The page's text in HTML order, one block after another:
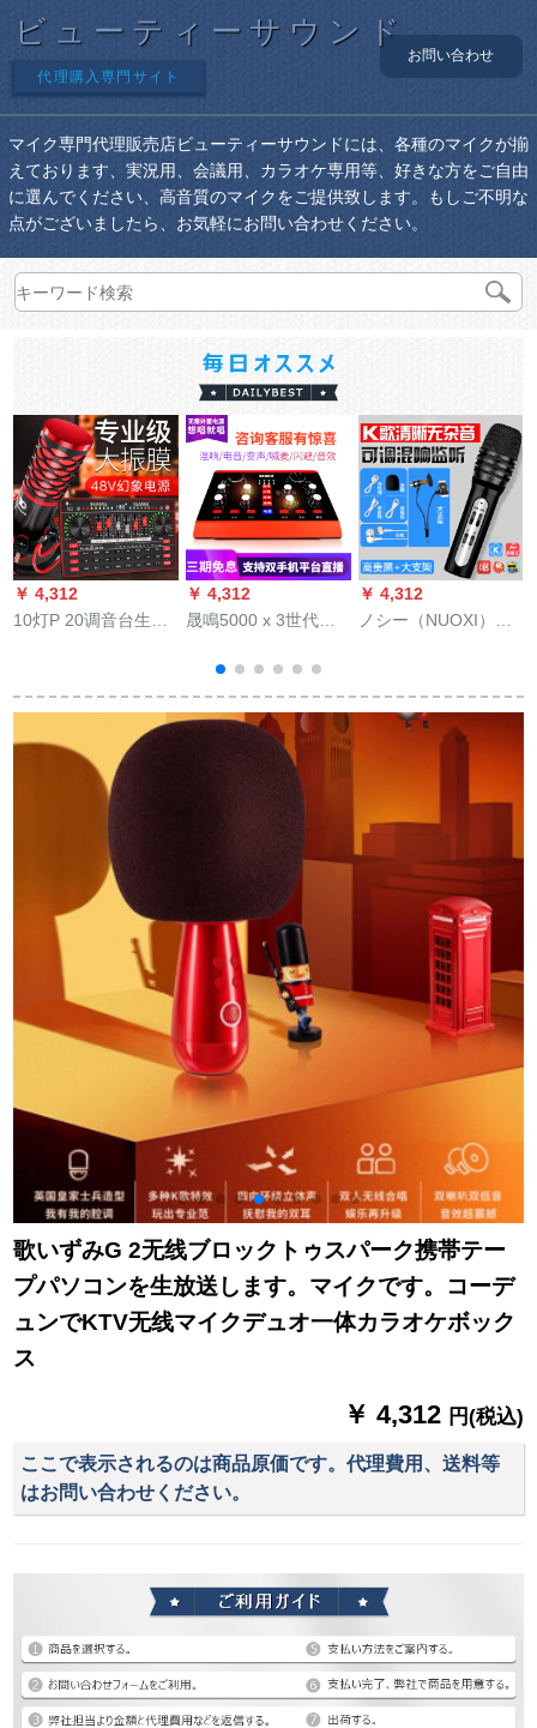
ビューティーサウンド
代理購入専門サイト
お問い合わせ
マイク専門代理販売店ビューティーサウンドには、各種のマイクが揃
えております、実況用、会議用、カラオケ専用等、好きな方をご自由
に選んでください、高音質のマイクをご提供致します。もしご不明な
点がございましたら、お気軽にお問い合わせください。
￥ 4,312
10灯P 20调音台生放
タ速手叫ビマルト录
音棚K歌キャクター设
备フルセットセット
￥ 4,312
晟鳴5000 x 3世代の
ウサを置いて生放送
した歌を歌ってハー
ドウェルの电气音を
混ぜ合わせて呼ぶ。
￥ 4,312
ノシー（NUOXI）携
カードのキャパシタ
を持って、メインラ
ンピュータAndroid携
帯の汎用経典ブラッ
ク（スポンジカバー
＋イヤホン＋ミュー
ジックビデオカンチ
レバーサポート）
歌いずみG 2无线ブロックトゥスパーク携帯テー
プパソコンを生放送します。マイクです。コーデ
ュンでKTV无线マイクデュオ一体カラオケボック
ス
￥ 4,312 円(税込)
ここで表示されるのは商品原価です。代理費用、送料等
はお問い合わせください。